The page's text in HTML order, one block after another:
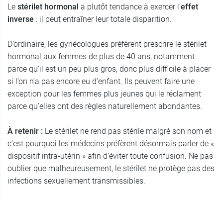
Le stérilet hormonal a plutôt tendance à exercer l’effet
inverse : il peut entraîner leur totale disparition.
D’ordinaire, les gynécologues préfèrent prescrire le stérilet
hormonal aux femmes de plus de 40 ans, notamment
parce qu’il est un peu plus gros, donc plus difficile à placer
si l’on n’a pas encore eu d’enfant. Ils peuvent faire une
exception pour les femmes plus jeunes qui le réclament
parce qu’elles ont des règles naturellement abondantes.
À retenir : Le stérilet ne rend pas stérile malgré son nom et
c’est pourquoi les médecins préfèrent désormais parler de «
dispositif intra-utérin » afin d’éviter toute confusion. Ne pas
oublier que malheureusement, le stérilet ne protège pas des
infections sexuellement transmissibles.